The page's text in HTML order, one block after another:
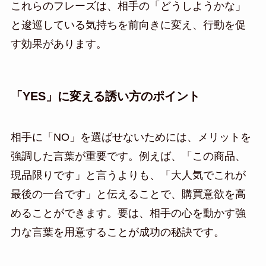
これらのフレーズは、相手の「どうしようかな」
と逡巡している気持ちを前向きに変え、行動を促
す効果があります。
「YES」に変える誘い方のポイント
相手に「NO」を選ばせないためには、メリットを
強調した言葉が重要です。例えば、「この商品、
現品限りです」と言うよりも、「大人気でこれが
最後の一台です」と伝えることで、購買意欲を高
めることができます。要は、相手の心を動かす強
力な言葉を用意することが成功の秘訣です。